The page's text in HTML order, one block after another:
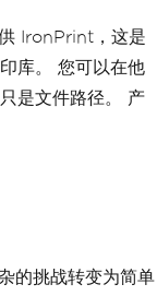
IronPrint，这是
库。 您可以在他
是文件路径。 产
的挑战转变为简单